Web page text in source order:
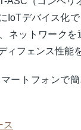
IoTデバイス化
ネットワーク
ィフェンス性能
ートフォンで
ス